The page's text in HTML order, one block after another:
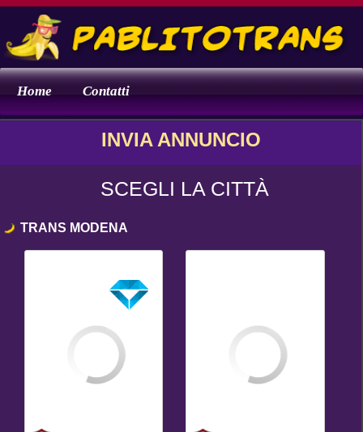
Home Contatti
INVIA ANNUNCIO
SCEGLI LA CITTÀ
TRANS MODENA